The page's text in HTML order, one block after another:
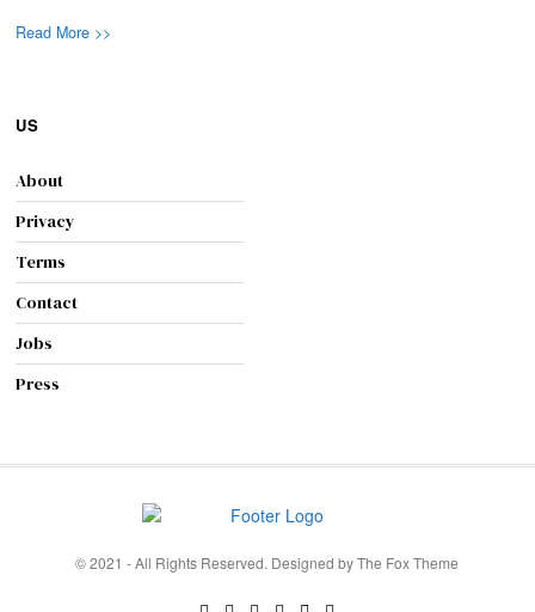
Read More >>
US
About
Privacy
Terms
Contact
Jobs
Press
© 2021 - All Rights Reserved. Designed byThe Fox Theme